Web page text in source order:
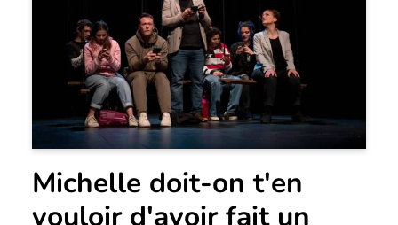
Michelle doit-on t'en
vouloir d'avoir fait un